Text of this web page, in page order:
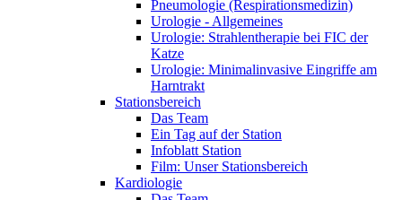
Pneumologie (Respirationsmedizin)
Urologie - Allgemeines
Urologie: Strahlentherapie bei FIC der
Katze
Urologie: Minimalinvasive Eingriffe am
Harntrakt
Stationsbereich
Das Team
Ein Tag auf der Station
Infoblatt Station
Film: Unser Stationsbereich
Kardiologie